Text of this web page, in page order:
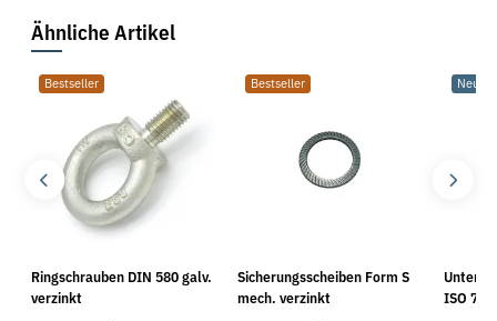
Ähnliche Artikel
Bestseller
Ringschrauben DIN 580 galv.
verzinkt
Bestseller
Sicherungsscheiben Form S
mech. verzinkt
Neu
ISO